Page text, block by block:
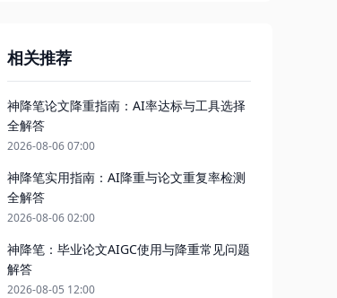
相关推荐
神降笔论文降重指南：AI率达标与工具选择
全解答
2026-08-06 07:00
神降笔实用指南：AI降重与论文重复率检测
全解答
2026-08-06 02:00
神降笔：毕业论文AIGC使用与降重常见问题
解答
2026-08-05 12:00